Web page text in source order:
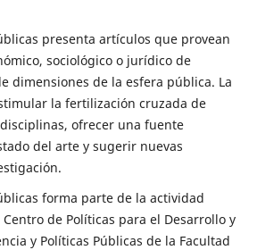
presenta artículos que provean
sociológico o jurídico de
dimensiones de la esfera pública. La
la fertilización cruzada de
ofrecer una fuente
del arte y sugerir nuevas
forma parte de la actividad
de Políticas para el Desarrollo y
y Políticas Públicas de la Facultad